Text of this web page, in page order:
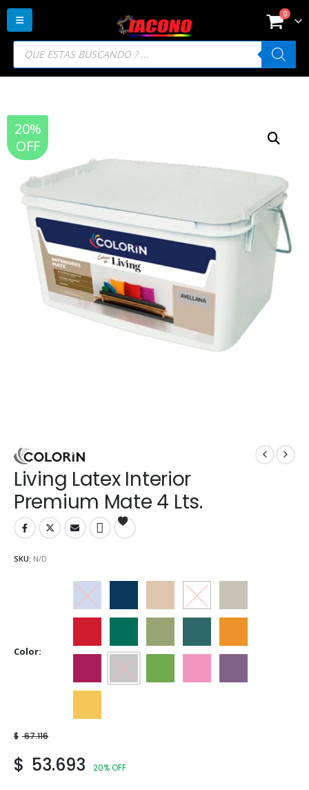
Búsqueda
productos
0
20%
OFF
Living Latex Interior
Premium Mate 4 Lts.
SKU: N/D
Color
Arandano AvellanaBlanco
Guinda Hematita
$ 67.116
$ 53.693 20% OFF